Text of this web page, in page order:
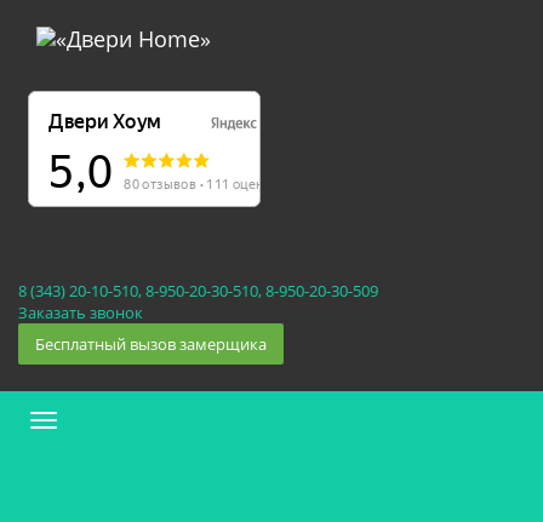
8 (343) 20-10-510, 8-950-20-30-510, 8-950-20-30-509
Заказать звонок
Бесплатный вызов замерщика
Меню